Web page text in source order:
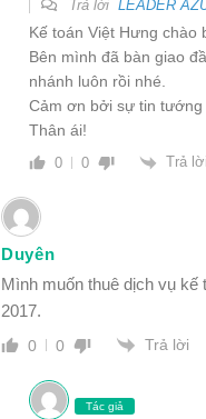
Trả lời LEADER
Kế toán Việt Hưng chào
Bên mình đã bàn giao
nhánh luôn rồi nhé.
Cảm ơn bởi sự tin tướng
Thân ái!
0 0 Trả lời
Duyên
Mình muốn thuê dịch vụ kế
2017.
0 0 Trả lời
Tác giả